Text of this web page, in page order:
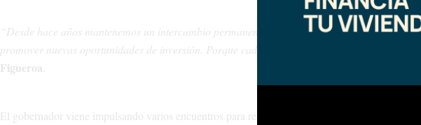
“Desde hace años mantenemos un intercambio permanente con empresas que operan en
promover nuevas oportunidades de inversión. Porque cada alianza que se consolida significa
Figueroa
El gobernador viene impulsando varios encuentros para reforzar el posicionamiento